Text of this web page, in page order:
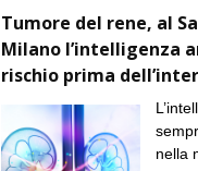
Tumore del rene, al
Milano l’intelligenza
rischio prima
nella